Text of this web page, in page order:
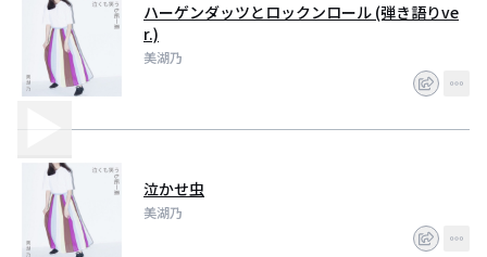
ハーゲンダッツとロックンロール (弾き語りve
r.)
美湖乃
泣かせ虫
美湖乃